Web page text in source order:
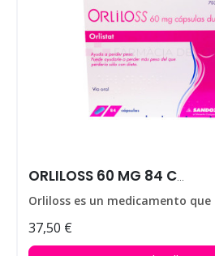
ORLILOSS 60 MG 84 CAPS
37,50 €